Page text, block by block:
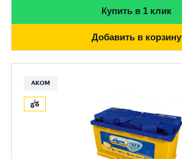
Купить в 1 клик
Добавить в корзину
АКОМ